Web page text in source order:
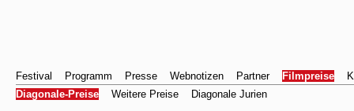
Festival Programm Presse Webnotizen Partner Filmpreise
Diagonale-Preise
Weitere Preise Diagonale Jurien